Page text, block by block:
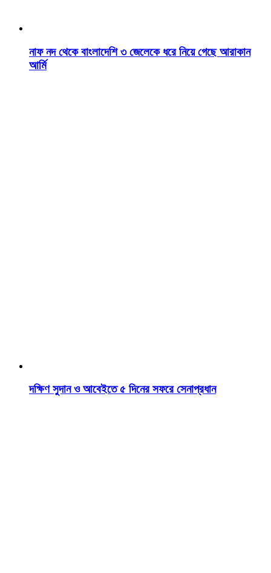
নাফ নদ থেকে বাংলাদেশি ৩ জেলেকে ধরে নিয়ে গেছে আরাকান
আর্মি
দক্ষিণ সুদান ও আবেইতে ৫ দিনের সফরে সেনাপ্রধান